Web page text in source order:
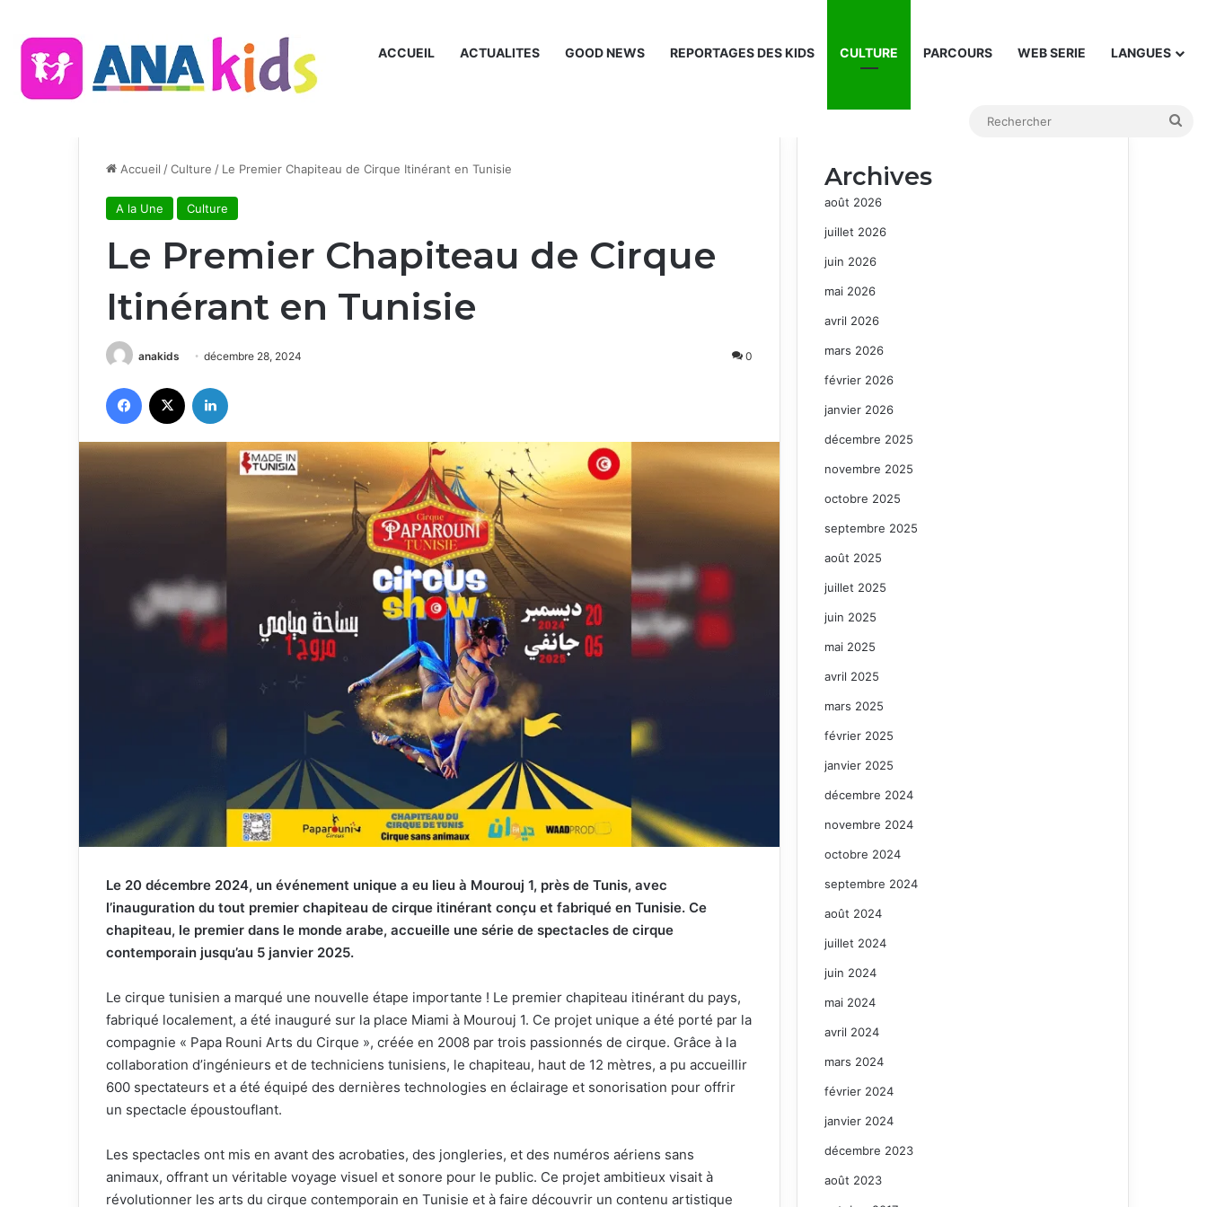
ACCUEIL ACTUALITES GOOD NEWS REPORTAGES DES KIDS CULTURE PARCOURS WEB SERIE LANGUES
Accueil /Culture / Le Premier Chapiteau de Cirque Itinérant en Tunisie
A la Une Culture
Le Premier Chapiteau de Cirque
Itinérant en Tunisie
anakids décembre 28, 2024 0
Facebook
Le 20 décembre 2024, un événement unique a eu lieu à Mourouj 1, près de Tunis, avec
l’inauguration du tout premier chapiteau de cirque itinérant conçu et fabriqué en Tunisie. Ce
chapiteau, le premier dans le monde arabe, accueille une série de spectacles de cirque
contemporain jusqu’au 5 janvier 2025.
Le cirque tunisien a marqué une nouvelle étape importante ! Le premier chapiteau itinérant du pays,
fabriqué localement, a été inauguré sur la place Miami à Mourouj 1. Ce projet unique a été porté par la
compagnie « Papa Rouni Arts du Cirque », créée en 2008 par trois passionnés de cirque. Grâce à la
collaboration d’ingénieurs et de techniciens tunisiens, le chapiteau, haut de 12 mètres, a pu accueillir
600 spectateurs et a été équipé des dernières technologies en éclairage et sonorisation pour offrir
un spectacle époustouflant.
Les spectacles ont mis en avant des acrobaties, des jongleries, et des numéros aériens sans
animaux, offrant un véritable voyage visuel et sonore pour le public. Ce projet ambitieux visait à
révolutionner les arts du cirque contemporain en Tunisie et à faire découvrir un contenu artistique
Archives
août 2026
juillet 2026
juin 2026
mai 2026
avril 2026
mars 2026
février 2026
janvier 2026
décembre 2025
novembre 2025
octobre 2025
septembre 2025
août 2025
juillet 2025
juin 2025
mai 2025
avril 2025
mars 2025
février 2025
janvier 2025
décembre 2024
novembre 2024
octobre 2024
septembre 2024
août 2024
juillet 2024
juin 2024
mai 2024
avril 2024
mars 2024
février 2024
janvier 2024
décembre 2023
août 2023